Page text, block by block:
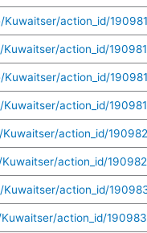
action_id/
action_id/
action_id/
action_id/
action_id/
action_id/
action_id/
action_id/